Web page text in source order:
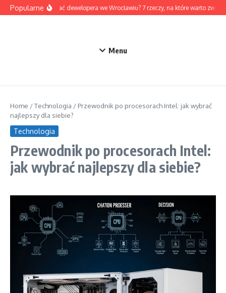
Przejdź do treści
PopularneJak wybrać dewelopera we Wrocławiu? 7 rzeczy, na które warto
Menu
Home /Technologia / Przewodnik po procesorach Intel: jak wybrać
najlepszy dla siebie?
Technologia
Przewodnik po procesorach Intel:
jak wybrać najlepszy dla siebie?